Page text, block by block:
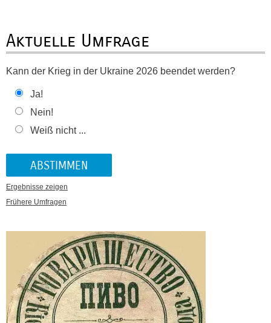
Aktuelle Umfrage
Kann der Krieg in der Ukraine 2026 beendet werden?
Ja!
Nein!
Weiß nicht ...
Ergebnisse zeigen
Frühere Umfragen